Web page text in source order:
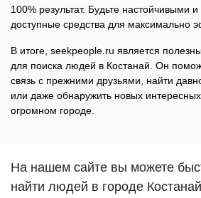
100% результат. Будьте настойчивыми
доступные средства для максимально
В итоге, seekpeople.ru является
для поиска людей в Костанай. Он
связь с прежними друзьями, найти
или даже обнаружить новых
огромном городе.
На нашем сайте вы можете
найти людей в городе